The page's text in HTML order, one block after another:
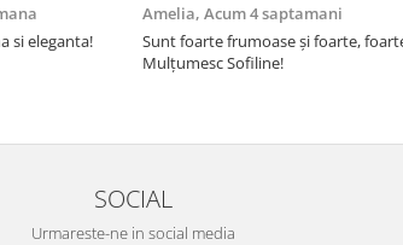
si eleganta!
Amelia, Acum 4 saptamani
Sunt foarte frumoase şi foarte,
Mulţumesc Sofiline!
SOCIAL
Urmareste-ne in social media